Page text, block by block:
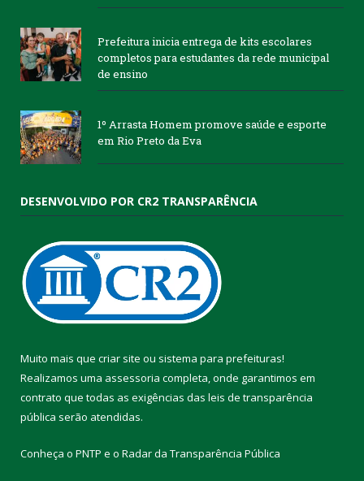
Prefeitura inicia entrega de kits escolares
completos para estudantes da rede municipal
de ensino
1º Arrasta Homem promove saúde e esporte
em Rio Preto da Eva
DESENVOLVIDO POR CR2 TRANSPARÊNCIA
Muito mais que criar site ou sistema para prefeituras!
Realizamos uma assessoria completa, onde garantimos em
contrato que todas as exigências das leis de transparência
pública serão atendidas.
Conheça o PNTP e o Radar da Transparência Pública